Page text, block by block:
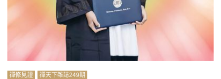
禪修見證 禪天下雜誌249期